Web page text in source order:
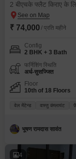
2 बीएचके फ्लैट किराए के
₹ 74,000 / प्रति महीने
Config
2 BHK + 3 Bath
फर्निशिंग स्थिति
अर्ध-सुसज्जित
Floor
10th of 18 Floors
वेल मेंटेन्ड वास्तु कंप्लायंट
भूषण रामदास सावंत
4